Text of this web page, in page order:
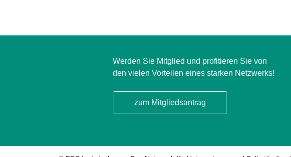
Werden Sie Mitglied und profitieren Sie von
den vielen Vorteilen eines starken Netzwerks!
zum Mitgliedsantrag